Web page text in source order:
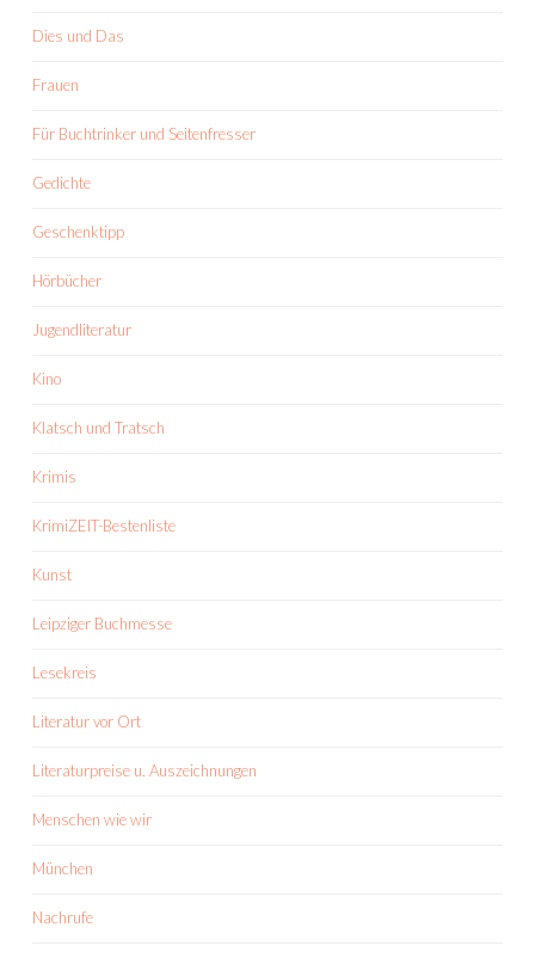
Dies und Das
Frauen
Für Buchtrinker und Seitenfresser
Gedichte
Geschenktipp
Hörbücher
Jugendliteratur
Kino
Klatsch und Tratsch
Krimis
KrimiZEIT-Bestenliste
Kunst
Leipziger Buchmesse
Lesekreis
Literatur vor Ort
Literaturpreise u. Auszeichnungen
Menschen wie wir
München
Nachrufe